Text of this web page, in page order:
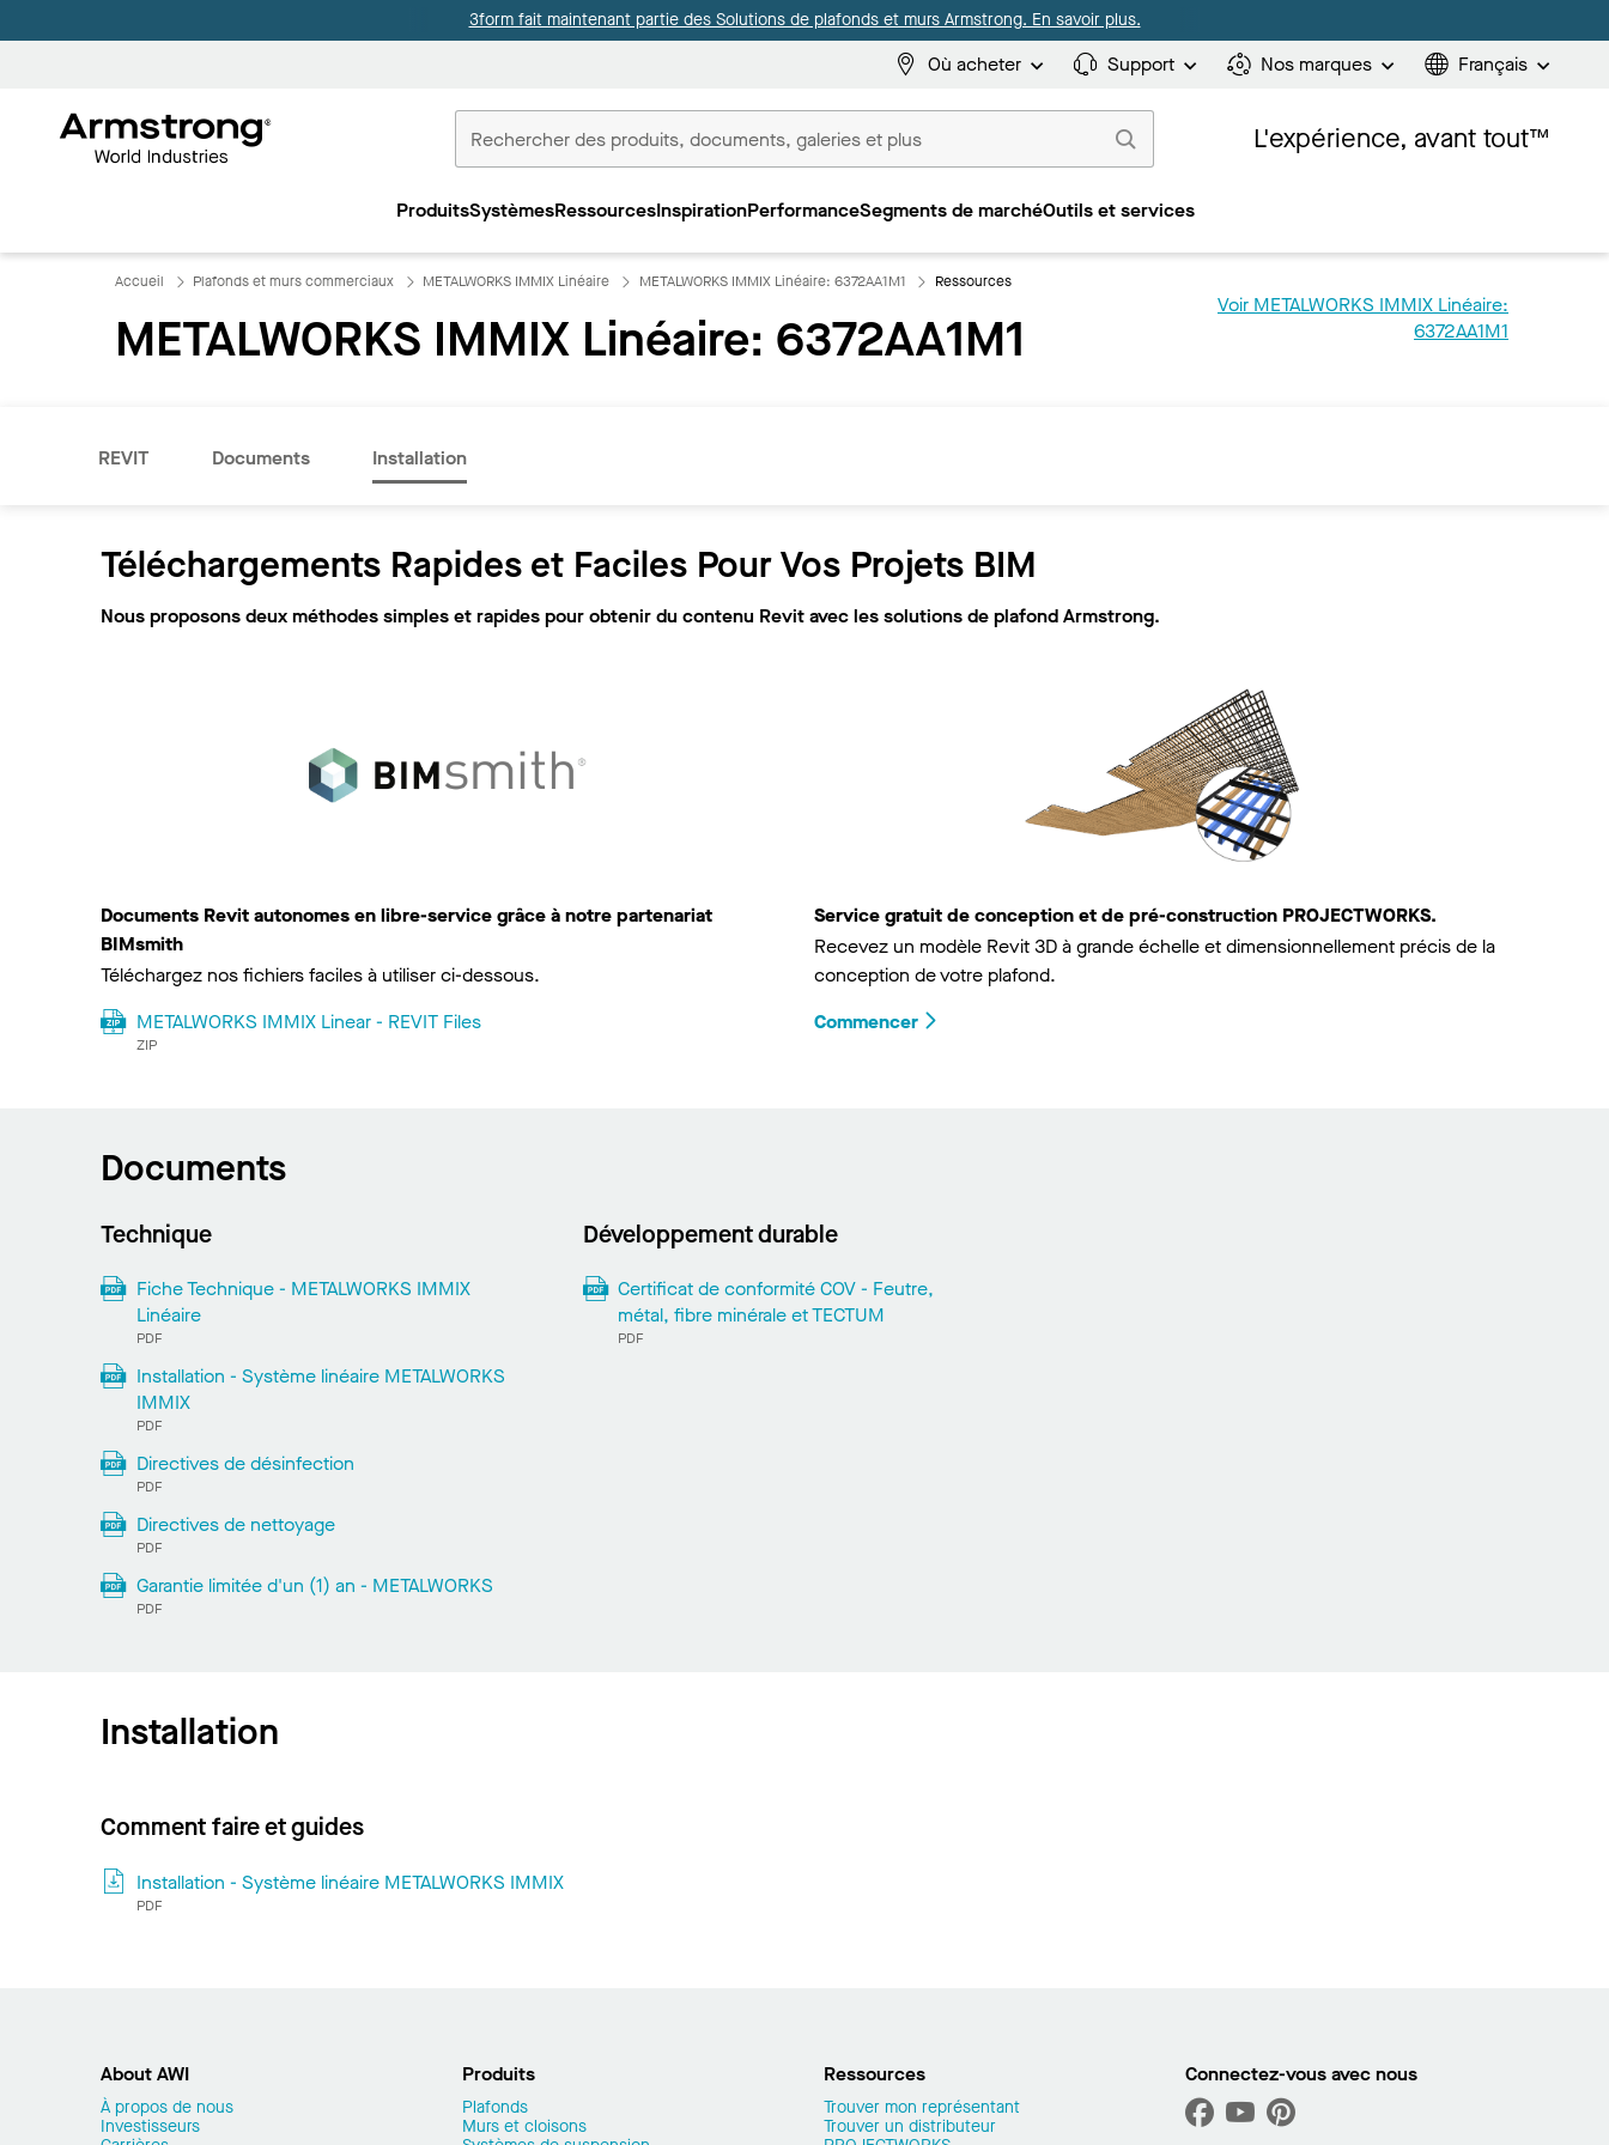
3form fait maintenant partie des Solutions de plafonds et murs Armstrong. En savoir plus.
Où acheter Support Nos marques Français
Commerciaux
L'expérience, avant tout™
ProduitsSystèmesRessourcesInspirationPerformanceSegments de marchéOutils et services
Accueil Plafonds et murs commerciaux METALWORKS IMMIX Linéaire METALWORKS IMMIX Linéaire: 6372AA1M1 Ressources
METALWORKS IMMIX Linéaire: 6372AA1M1
Voir METALWORKS IMMIX Linéaire:
6372AA1M1
REVIT Documents Installation
Téléchargements Rapides et Faciles Pour Vos Projets BIM
Nous proposons deux méthodes simples et rapides pour obtenir du contenu Revit avec les solutions de plafond Armstrong.
Documents Revit autonomes en libre-service grâce à notre partenariat
BIMsmith
Téléchargez nos fichiers faciles à utiliser ci-dessous.
METALWORKS IMMIX Linear - REVIT Files
ZIP
Service gratuit de conception et de pré-construction PROJECTWORKS.
Recevez un modèle Revit 3D à grande échelle et dimensionnellement précis de la
conception de votre plafond.
Commencer
Documents
Technique
Fiche Technique - METALWORKS IMMIX
Linéaire
PDF
Installation - Système linéaire METALWORKS
IMMIX
PDF
Directives de désinfection
PDF
Directives de nettoyage
PDF
Garantie limitée d'un (1) an - METALWORKS
PDF
Développement durable
Certificat de conformité COV - Feutre,
métal, fibre minérale et TECTUM
PDF
Installation
Comment faire et guides
Installation - Système linéaire METALWORKS IMMIX
PDF
About AWI
À propos de nous
Investisseurs
Produits
Plafonds
Murs et cloisons
Ressources
Trouver mon représentant
Trouver un distributeur
Connectez-vous avec nous